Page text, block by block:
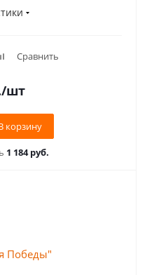
Сравнить
/шт
корзину
1 184 руб.